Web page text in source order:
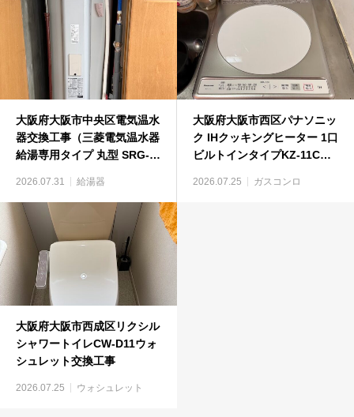
大阪府大阪市中央区電気温水
器交換工事（三菱電気温水器
給湯専用タイプ 丸型 SRG-
2026.07.31 給湯器
大阪府大阪市西区パナソニッ
ク IHクッキングヒーター 1口
ビルトインタイプKZ-11Cビ
2026.07.25 ガスコンロ
大阪府大阪市西成区リクシル
シャワートイレCW-D11ウォ
シュレット交換工事
2026.07.25 ウォシュレット